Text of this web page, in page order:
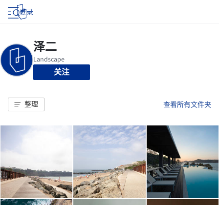
登录
关注
整理 查看所有文件夹